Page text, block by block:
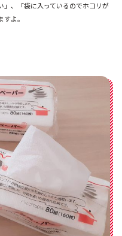
」、「袋に入っているのでホコリが
よ。